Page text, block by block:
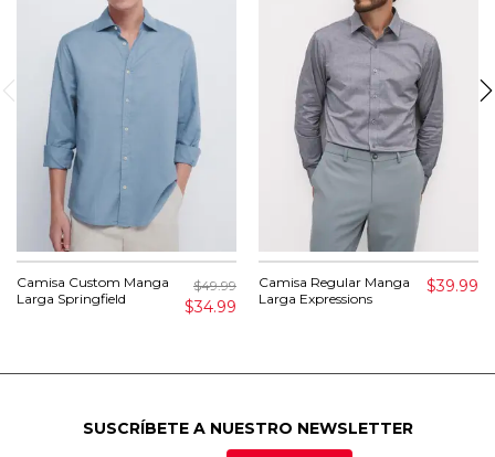
Camisa Custom Manga
Larga Springfield
$49.99
$34.99
Camisa Regular Manga
Larga Expressions
$39.99
SUSCRÍBETE A NUESTRO NEWSLETTER